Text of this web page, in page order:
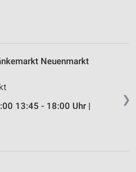
❯
Neuenmarkt
13:45 - 18:00 Uhr |